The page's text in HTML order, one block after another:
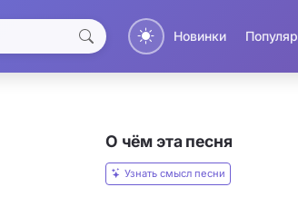
Новинки
О чём эта песня
Узнать смысл песни